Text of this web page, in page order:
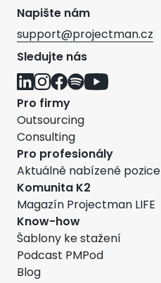
Pro firmy
Outsourcing
Consulting
Pro profesionály
Aktuálně nabízené pozice
Komunita K2
Magazín Projectman LIFE
Know-how
Šablony ke stažení
Podcast PMPod
Blog
Napište nám
support@projectman.cz
Sledujte nás